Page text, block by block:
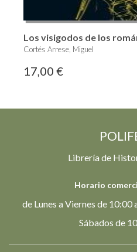
Los visigodos de los
Cortés Arrese, Miguel
17,00 €
Librería de
Horario
de Lunes a Viernes de
Sábados de